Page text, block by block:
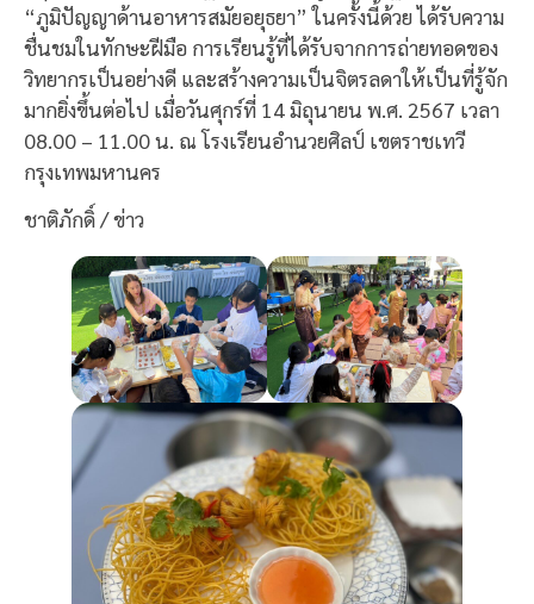
“ภูมิปัญญาด้านอาหารสมัยอยุธยา” ในครั้งนี้ด้วย ได้รับความ
ชื่นชมในทักษะฝีมือ การเรียนรู้ที่ได้รับจากการถ่ายทอดของ
วิทยากรเป็นอย่างดี และสร้างความเป็นจิตรลดาให้เป็นที่รู้จัก
มากยิ่งขึ้นต่อไป เมื่อวันศุกร์ที่ 14 มิถุนายน พ.ศ. 2567 เวลา
08.00 – 11.00 น. ณ โรงเรียนอำนวยศิลป์ เขตราชเทวี
กรุงเทพมหานคร
ชาติภักดิ์ / ข่าว